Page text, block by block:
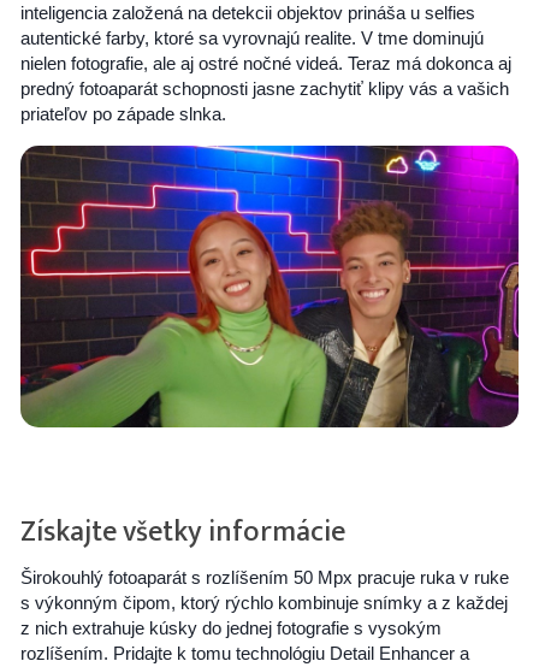
inteligencia založená na detekcii objektov prináša u selfies
autentické farby, ktoré sa vyrovnajú realite. V tme dominujú
nielen fotografie, ale aj ostré nočné videá. Teraz má dokonca aj
predný fotoaparát schopnosti jasne zachytiť klipy vás a vašich
priateľov po západe slnka.
Získajte všetky informácie
Širokouhlý fotoaparát s rozlíšením 50 Mpx pracuje ruka v ruke
s výkonným čipom, ktorý rýchlo kombinuje snímky a z každej
z nich extrahuje kúsky do jednej fotografie s vysokým
rozlíšením. Pridajte k tomu technológiu Detail Enhancer a